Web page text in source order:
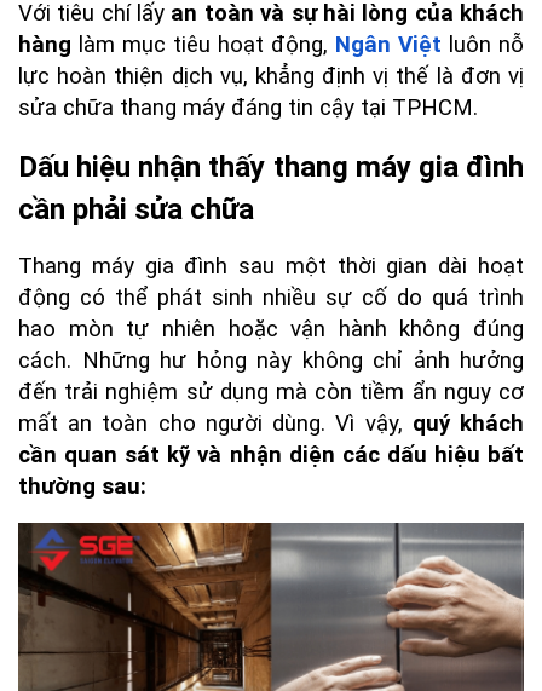
Với tiêu chí lấy an toàn và sự hài lòng của khách
hàng làm mục tiêu hoạt động, Ngân Việt luôn nỗ
lực hoàn thiện dịch vụ, khẳng định vị thế là đơn vị
sửa chữa thang máy đáng tin cậy tại TPHCM.
Dấu hiệu nhận thấy thang máy gia đình
cần phải sửa chữa
Thang máy gia đình sau một thời gian dài hoạt
động có thể phát sinh nhiều sự cố do quá trình
hao mòn tự nhiên hoặc vận hành không đúng
cách. Những hư hỏng này không chỉ ảnh hưởng
đến trải nghiệm sử dụng mà còn tiềm ẩn nguy cơ
mất an toàn cho người dùng. Vì vậy, quý khách
cần quan sát kỹ và nhận diện các dấu hiệu bất
thường sau: